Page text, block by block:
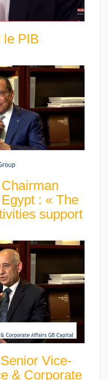
le PIB
: « The
support
Vice-
& Corporate